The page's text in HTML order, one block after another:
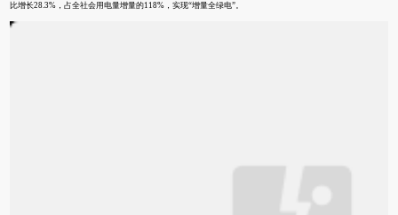
比增长28.3%，占全社会用电量增量的118%，实现“增量全绿电”。